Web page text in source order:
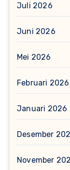
Juli 2026
Juni 2026
Mei 2026
Februari 2026
Januari 2026
Desember
November